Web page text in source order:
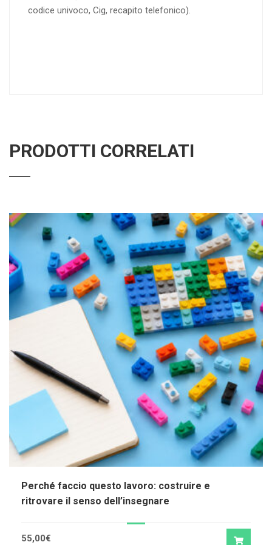
codice univoco, Cig, recapito telefonico).
PRODOTTI CORRELATI
Perché faccio questo lavoro: costruire e
ritrovare il senso dell’insegnare
55,00€